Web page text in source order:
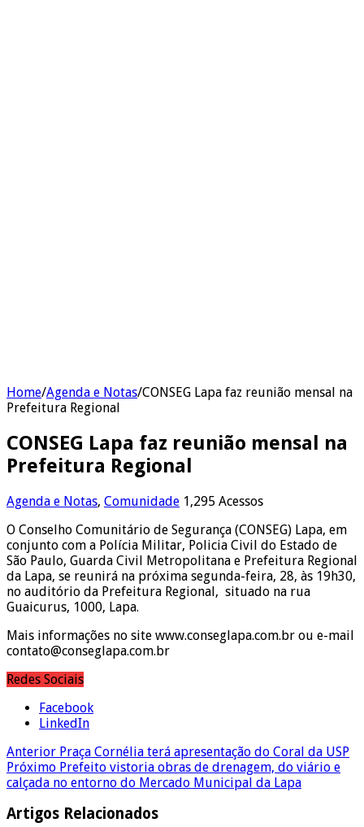
Home/Agenda e Notas/CONSEG Lapa faz reunião mensal na
Prefeitura Regional
CONSEG Lapa faz reunião mensal na
Prefeitura Regional
Agenda e Notas, Comunidade 1,295 Acessos
O Conselho Comunitário de Segurança (CONSEG) Lapa, em
conjunto com a Polícia Militar, Policia Civil do Estado de
São Paulo, Guarda Civil Metropolitana e Prefeitura Regional
da Lapa, se reunirá na próxima segunda-feira, 28, às 19h30,
no auditório da Prefeitura Regional, situado na rua
Guaicurus, 1000, Lapa.
Mais informações no site www.conseglapa.com.br ou e-mail
contato@conseglapa.com.br
Redes Sociais
Facebook
LinkedIn
Anterior Praça Cornélia terá apresentação do Coral da USP
Próximo Prefeito vistoria obras de drenagem, do viário e
calçada no entorno do Mercado Municipal da Lapa
Artigos Relacionados